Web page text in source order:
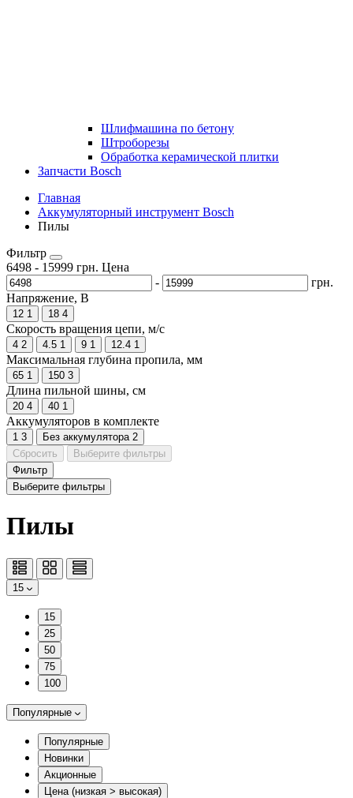
Шлифмашина по бетону
Штроборезы
Обработка керамической плитки
Запчасти Bosch
Главная
Аккумуляторный инструмент Bosch
Пилы
Фильтр
6498 - 15999 грн. Цена
-
грн.
Напряжение, В
12 1 18 4
Скорость вращения цепи, м/с
4 2 4.5 1 9 1 12.4 1
Максимальная глубина пропила, мм
65 1 150 3
Длина пильной шины, см
20 4 40 1
Аккумуляторов в комплекте
1 3 Без аккумулятора 2
Сбросить
Выберите фильтры
Фильтр
Выберите фильтры
Пилы
15
15
25
50
75
100
Популярные
Популярные
Новинки
Акционные
Цена (низкая > высокая)